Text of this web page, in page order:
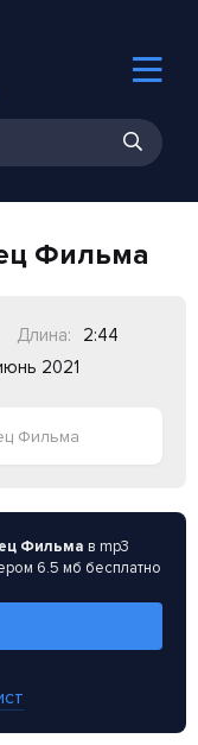
Фильма
Длина:
2:44
2021
Фильма
Фильма в mp3
6.5 мб бесплатно